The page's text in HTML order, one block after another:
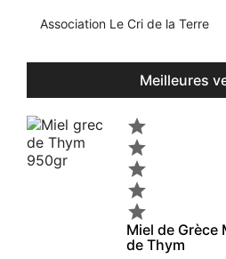
Association Le Cri de la Terre
Meilleures





Miel de Grèce
de Thym